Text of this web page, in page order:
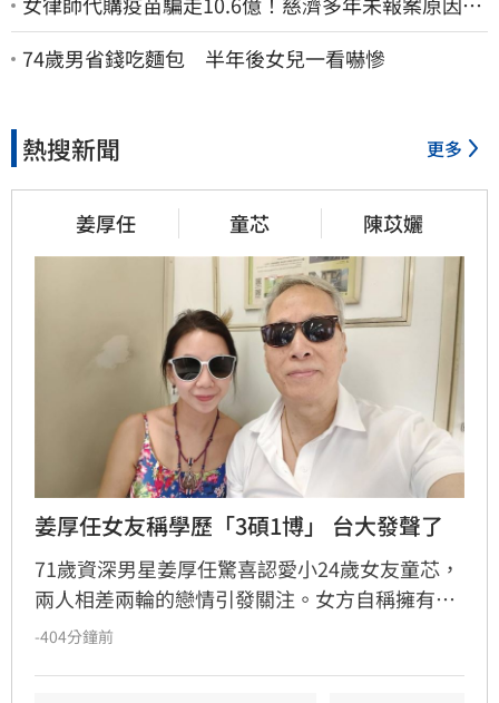
曝：檢警上門才知被騙
74歲男省錢吃麵包 半年後女兒一看嚇慘
熱搜新聞 更多
姜厚任 童芯 陳苡孋
姜厚任女友稱學歷「3碩1博」 台大發聲了
71歲資深男星姜厚任驚喜認愛小24歲女友童芯，
兩人相差兩輪的戀情引發關注。女方自稱擁有台
大「3碩1博」的超狂學歷，並擔任電影公司CEO
-404分鐘前